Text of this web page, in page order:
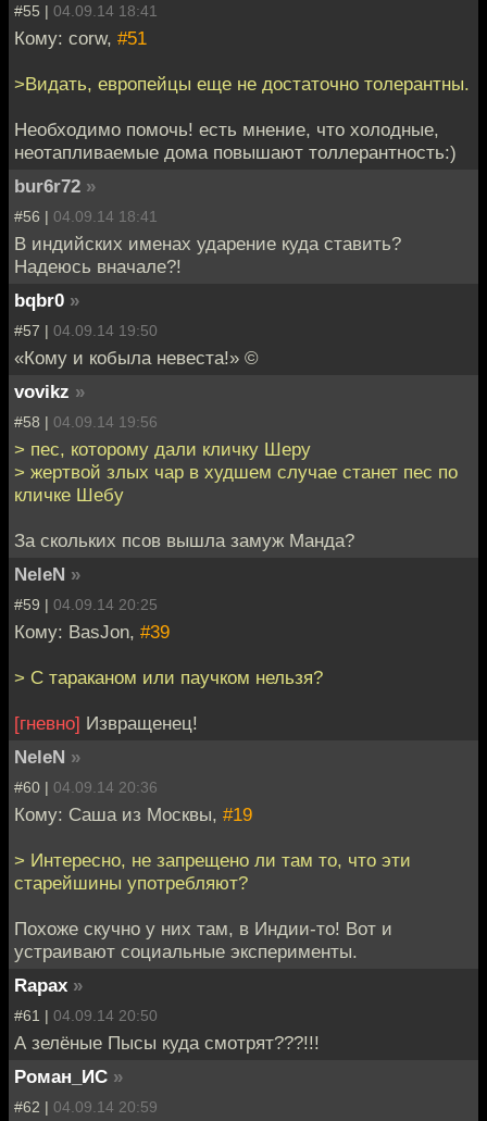
#55 | 04.09.14 18:41
Кому: corw, #51
>Видать, европейцы еще не достаточно толерантны.
Необходимо помочь! есть мнение, что холодные,
неотапливаемые дома повышают толлерантность:)
bur6r72 »
#56 | 04.09.14 18:41
В индийских именах ударение куда ставить?
Надеюсь вначале?!
bqbr0 »
#57 | 04.09.14 19:50
«Кому и кобыла невеста!» ©
vovikz »
#58 | 04.09.14 19:56
> пес, которому дали кличку Шеру
> жертвой злых чар в худшем случае станет пес по
кличке Шебу
За скольких псов вышла замуж Манда?
NeleN »
#59 | 04.09.14 20:25
Кому: BasJon, #39
> С тараканом или паучком нельзя?
[гневно] Извращенец!
NeleN »
#60 | 04.09.14 20:36
Кому: Саша из Москвы, #19
> Интересно, не запрещено ли там то, что эти
старейшины употребляют?
Похоже скучно у них там, в Индии-то! Вот и
устраивают социальные эксперименты.
Rapax »
#61 | 04.09.14 20:50
А зелёные Пысы куда смотрят???!!!
Роман_ИС »
#62 | 04.09.14 20:59